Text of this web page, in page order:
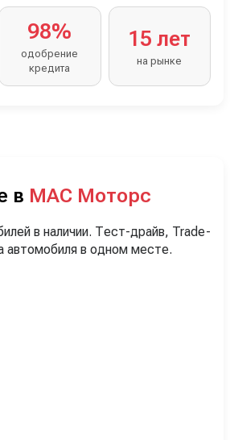
98%
одобрение
кредита
15 лет
на рынке
в МАС Моторс
в наличии. Тест-драйв, Trade-
автомобиля в одном месте.